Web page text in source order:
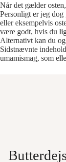
Når det gælder
Personligt er jeg
eller eksempelvis
være godt, hvis du
Alternativt kan du
Sidstnævnte
umamismag, som